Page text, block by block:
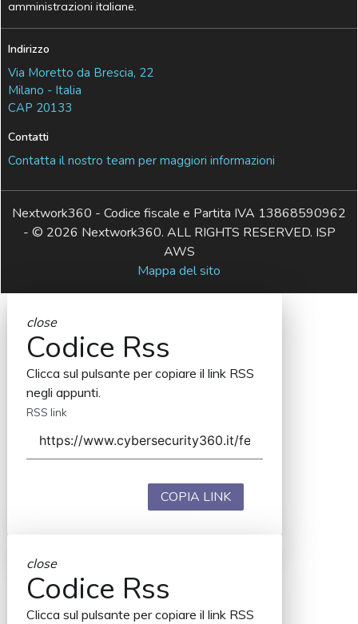
amministrazioni italiane.
Indirizzo
Via Moretto da Brescia, 22
Milano - Italia
CAP 20133
Contatti
Contatta il nostro team per maggiori informazioni
Nextwork360 - Codice fiscale e Partita IVA 13868590962
- © 2026 Nextwork360. ALL RIGHTS RESERVED. ISP
AWS
Mappa del sito
close
Codice Rss
Clicca sul pulsante per copiare il link RSS
negli appunti.
RSS link
COPIA LINK
close
Codice Rss
Clicca sul pulsante per copiare il link RSS